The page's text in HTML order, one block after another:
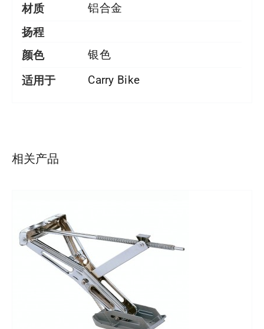
材质
铝合金
扬程
颜色
银色
适用于 Carry Bike
相关产品